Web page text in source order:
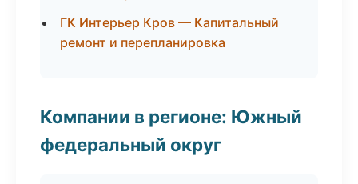
ГК Интерьер Кров — Капитальный
ремонт и перепланировка
Компании в регионе: Южный
федеральный округ